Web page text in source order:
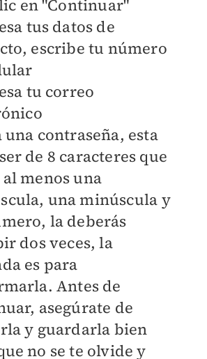
en "Continuar"
tus datos de
escribe tu número
tu correo
una contraseña, esta
de 8 caracteres que
menos una
una minúscula y
la deberás
dos veces, la
es para
Antes de
asegúrate de
y guardarla bien
no se te olvide y